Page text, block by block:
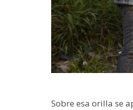
Sobre esa orilla se